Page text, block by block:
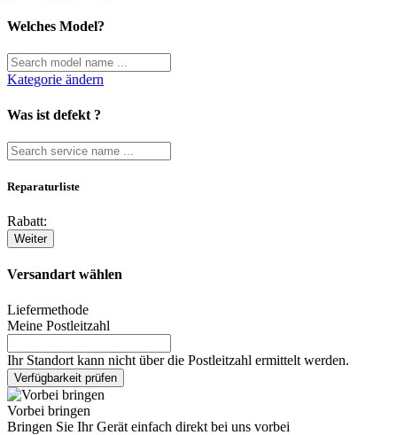
Welches Model?
Kategorie ändern
Was ist defekt ?
Reparaturliste
Rabatt:
Weiter
Versandart wählen
Liefermethode
Meine Postleitzahl
Ihr Standort kann nicht über die Postleitzahl ermittelt werden.
Verfügbarkeit prüfen
Vorbei bringen
Bringen Sie Ihr Gerät einfach direkt bei uns vorbei